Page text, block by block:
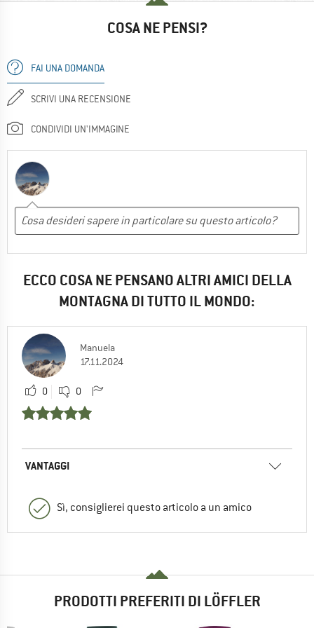
COSA NE PENSI?
FAI UNA DOMANDA
SCRIVI UNA RECENSIONE
CONDIVIDI UN'IMMAGINE
ECCO COSA NE PENSANO ALTRI AMICI DELLA
MONTAGNA DI TUTTO IL MONDO:
Manuela
17.11.2024
0 0
VANTAGGI
Sì, consiglierei questo articolo a un amico
PRODOTTI PREFERITI DI LÖFFLER